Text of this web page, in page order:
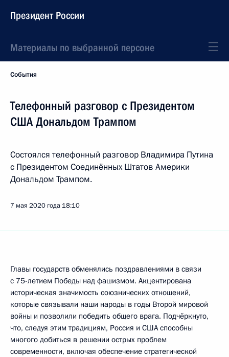
Президент России
Материалы по выбранной персоне
События
Телефонный разговор с Президентом
США Дональдом Трампом
Состоялся телефонный разговор Владимира Путина
с Президентом Соединённых Штатов Америки
Дональдом Трампом.
7 мая 2020 года 18:10
Главы государств обменялись поздравлениями в связи
с 75-летием Победы над фашизмом. Акцентирована
историческая значимость союзнических отношений,
которые связывали наши народы в годы Второй мировой
войны и позволили победить общего врага. Подчёркнуто,
что, следуя этим традициям, Россия и США способны
многого добиться в решении острых проблем
современности, включая обеспечение стратегической